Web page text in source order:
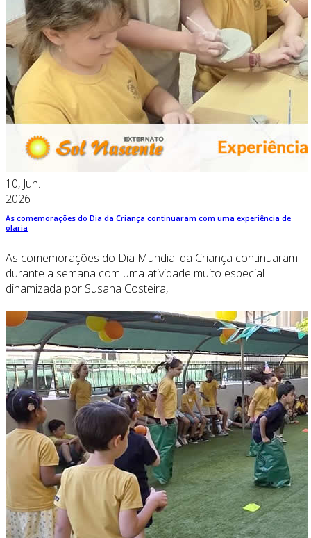
10, Jun.
2026
As comemorações do Dia da Criança continuaram com uma experiência de
olaria
As comemorações do Dia Mundial da Criança continuaram
durante a semana com uma atividade muito especial
dinamizada por Susana Costeira,